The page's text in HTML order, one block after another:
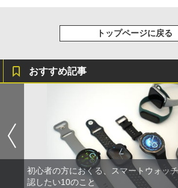
トップページに戻る
おすすめ記事
初心者の方におくる、スマートウォッ
認したい10のこと